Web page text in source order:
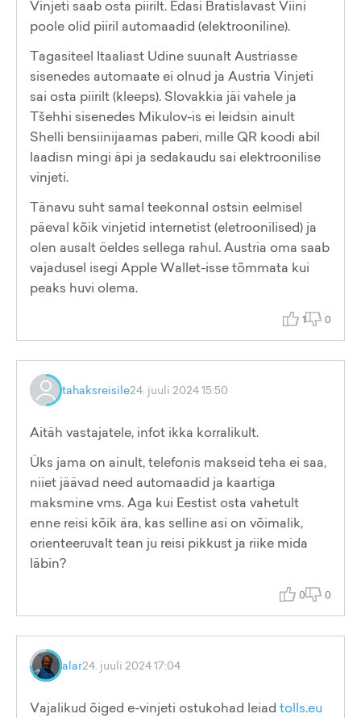
Vinjeti saab osta piirilt. Edasi Bratislavast Viini
poole olid piiril automaadid (elektrooniline).
Tagasiteel Itaaliast Udine suunalt Austriasse
sisenedes automaate ei olnud ja Austria Vinjeti
sai osta piirilt (kleeps). Slovakkia jäi vahele ja
Tšehhi sisenedes Mikulov-is ei leidsin ainult
Shelli bensiinijaamas paberi, mille QR koodi abil
laadisn mingi äpi ja sedakaudu sai elektroonilise
vinjeti.
Tänavu suht samal teekonnal ostsin eelmisel
päeval kõik vinjetid internetist (eletroonilised) ja
olen ausalt öeldes sellega rahul. Austria oma saab
vajadusel isegi Apple Wallet-isse tõmmata kui
peaks huvi olema.
1 0
tahaksreisile24. juuli 2024 15:50
Aitäh vastajatele, infot ikka korralikult.
Üks jama on ainult, telefonis makseid teha ei saa,
niiet jäävad need automaadid ja kaartiga
maksmine vms. Aga kui Eestist osta vahetult
enne reisi kõik ära, kas selline asi on võimalik,
orienteeruvalt tean ju reisi pikkust ja riike mida
läbin?
0 0
alar24. juuli 2024 17:04
Vajalikud õiged e-vinjeti ostukohad leiad tolls.eu